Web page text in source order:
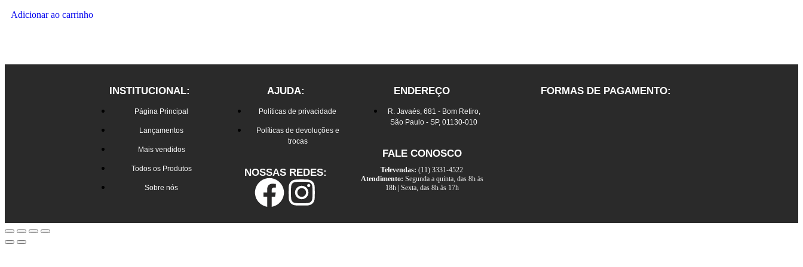
Adicionar ao carrinho
INSTITUCIONAL:
Página Principal
Lançamentos
Mais vendidos
Todos os Produtos
Sobre nós
AJUDA:
Políticas de privacidade
Políticas de devoluções e
trocas
NOSSAS REDES:
ENDEREÇO
R. Javaés, 681 - Bom Retiro,
São Paulo - SP, 01130-010
FALE CONOSCO
Televendas: (11) 3331-4522
Atendimento: Segunda a quinta, das 8h às
18h | Sexta, das 8h às 17h
FORMAS DE PAGAMENTO: